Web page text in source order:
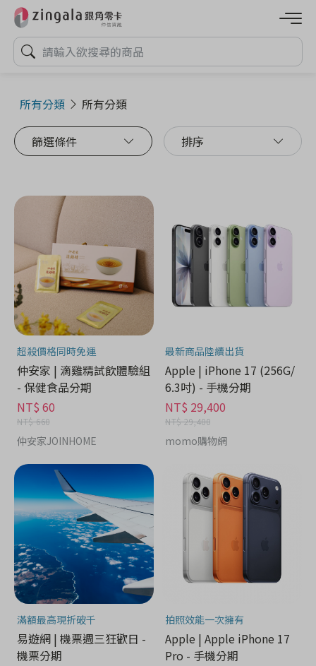
所有分類 所有分類
篩選條件 排序
超殺價格同時免運
仲安家 | 滴雞精試飲體驗組
- 保健食品分期
NT$ 60
NT$ 660
仲安家JOINHOME
最新商品陸續出貨
Apple | iPhone 17 (256G/
6.3吋) - 手機分期
NT$ 29,400
NT$ 29,400
momo購物網
滿額最高現折破千
易遊網 | 機票週三狂歡日 -
機票分期
拍照效能一次擁有
Apple | Apple iPhone 17
Pro - 手機分期